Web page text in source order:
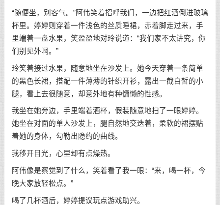
“随便坐，别客气。”阿伟笑着招呼我们，一边把红酒倒进玻璃
杯里。婷婷则穿着一件浅色的丝质睡裙，赤着脚走过来，手
里端着一盘水果，笑盈盈地对玲说道：“我们家不太讲究，你
们别见外啊。”
玲笑着接过水果，随意地坐在沙发上。她今天穿着一条简单
的黑色长裙，搭配一件薄薄的针织开衫，露出一截白皙的小
腿，看上去很随意，却意外地有种慵懒的性感。
我坐在她旁边，手里端着酒杯，假装随意地扫了一眼婷婷。
她坐在对面的单人沙发上，腿自然地交迭着，柔软的裙摆贴
着她的身体，勾勒出隐约的曲线。
我移开目光，心里却有点燥热。
阿伟像是察觉到了什么，笑着看了我一眼：“来，喝一杯，今
晚大家放轻松点。”
喝了几杯酒后，婷婷提议玩点游戏助兴。